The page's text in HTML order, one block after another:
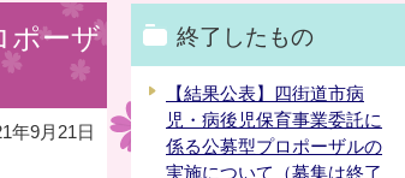
ポーザ
年9月21日
終了したもの
【結果公表】四街道市病
児・病後児保育事業委託に
係る公募型プロポーザルの
実施について（募集は終了